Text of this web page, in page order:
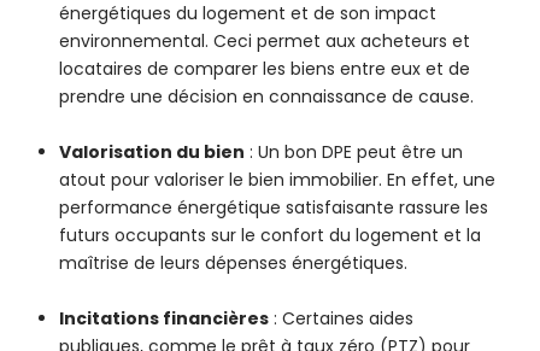
énergétiques du logement et de son impact
environnemental. Ceci permet aux acheteurs et
locataires de comparer les biens entre eux et de
prendre une décision en connaissance de cause.
Valorisation du bien : Un bon DPE peut être un
atout pour valoriser le bien immobilier. En effet, une
performance énergétique satisfaisante rassure les
futurs occupants sur le confort du logement et la
maîtrise de leurs dépenses énergétiques.
Incitations financières : Certaines aides